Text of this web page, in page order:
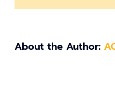
About the Author: